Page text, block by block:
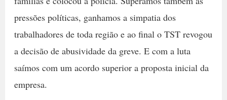
pressões políticas, ganhamos a simpatia dos
trabalhadores de toda região e ao final o TST revogou
a decisão de abusividade da greve. E com a luta
saímos com um acordo superior a proposta inicial da
empresa.